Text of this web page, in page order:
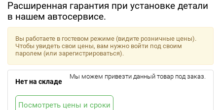
Расширенная гарантия при установке детали
в нашем автосервисе.
Вы работаете в гостевом режиме (видите розничные цены).
Чтобы увидеть свои цены, вам нужно войти под своим
паролем (или зарегистрироваться).
Нет на складе
Мы можем привезти данный товар под заказ.
Посмотреть цены и сроки